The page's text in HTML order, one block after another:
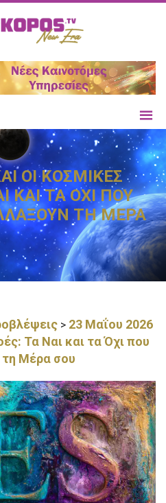
ΟΙ ΚΟΣΜΙΚΕΣ
ΚΑΙ ΤΑ ΟΧΙ ΠΟΥ
ΤΗ ΜΕΡΑ
> 23 Μαΐου 2026
Τα Ναι και τα Όχι που
Μέρα σου